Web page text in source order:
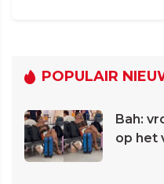
POPULAIR
Bah:
op het